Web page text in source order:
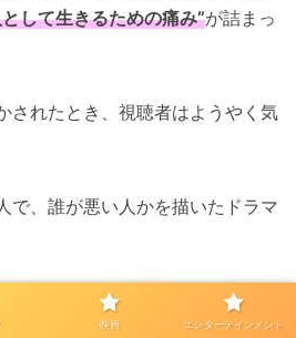
して生きるための痛み”が詰まっ
されたとき、視聴者はようやく気
で、誰が悪い人かを描いたドラマ
ことの残酷さ”
を描いた作品だっ
映画 エンターテインメント